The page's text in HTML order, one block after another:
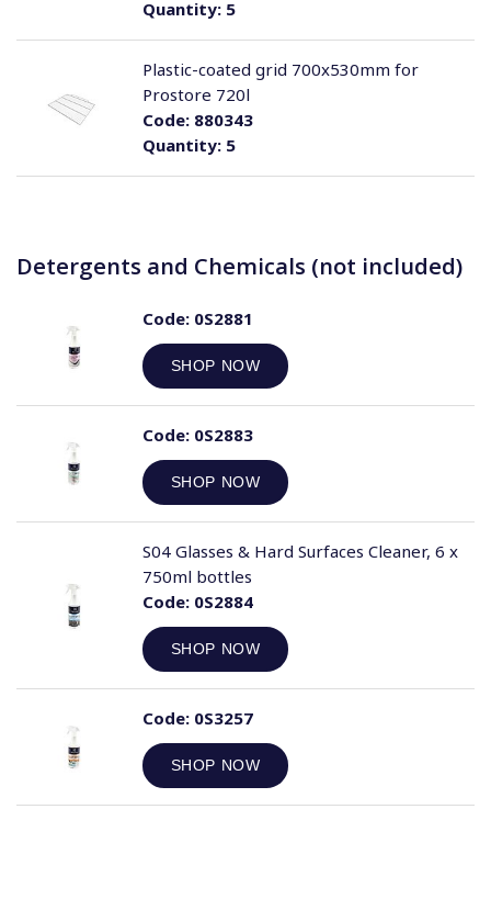
Quantity:5
Quantity:5
Code:880343
Plastic-coated grid 700x530mm for
Prostore 720l
Detergents and Chemicals (not included)
Code:0S2881
SHOP NOW
Code:0S2883
SHOP NOW
Code:0S2884
SHOP NOW
S04 Glasses & Hard Surfaces Cleaner, 6 x
750ml bottles
Code:0S3257
SHOP NOW